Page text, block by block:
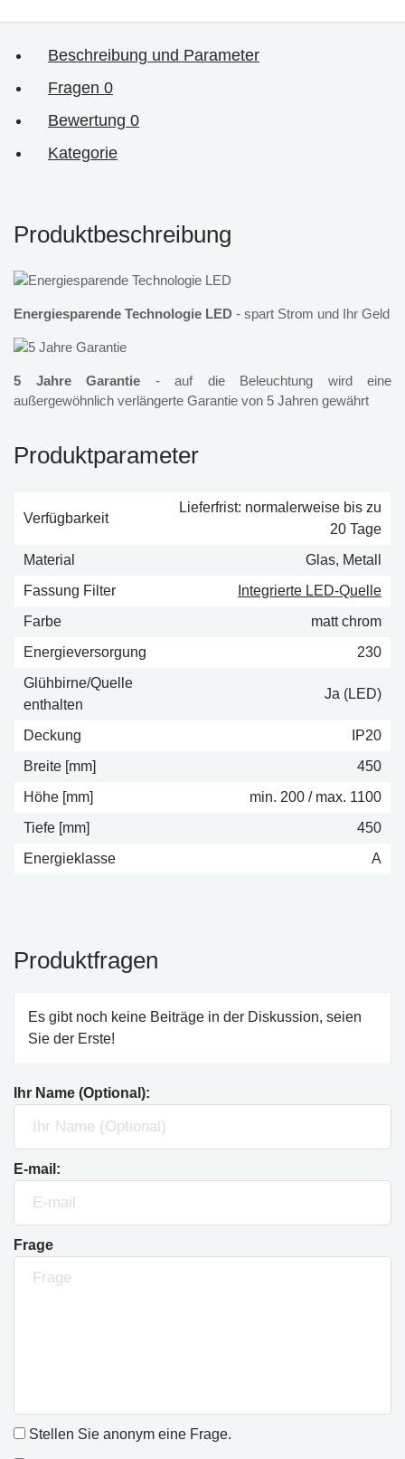
Beschreibung und Parameter
Fragen 0
Bewertung 0
Kategorie
Produktbeschreibung
Energiesparende Technologie LED - spart Strom und Ihr Geld
5 Jahre Garantie - auf die Beleuchtung wird eine
außergewöhnlich verlängerte Garantie von 5 Jahren gewährt
Produktparameter
Verfügbarkeit
Lieferfrist: normalerweise bis zu
20 Tage
Material
Glas, Metall
Fassung Filter
Integrierte LED-Quelle
Farbe
matt chrom
Energieversorgung
230
Glühbirne/Quelle
enthalten
Ja (LED)
Deckung
IP20
Breite [mm]
450
Höhe [mm]
min. 200 / max. 1100
Tiefe [mm]
450
Energieklasse
A
Produktfragen
Es gibt noch keine Beiträge in der Diskussion, seien
Sie der Erste!
Ihr Name (Optional):
E-mail:
Frage
Stellen Sie anonym eine Frage.